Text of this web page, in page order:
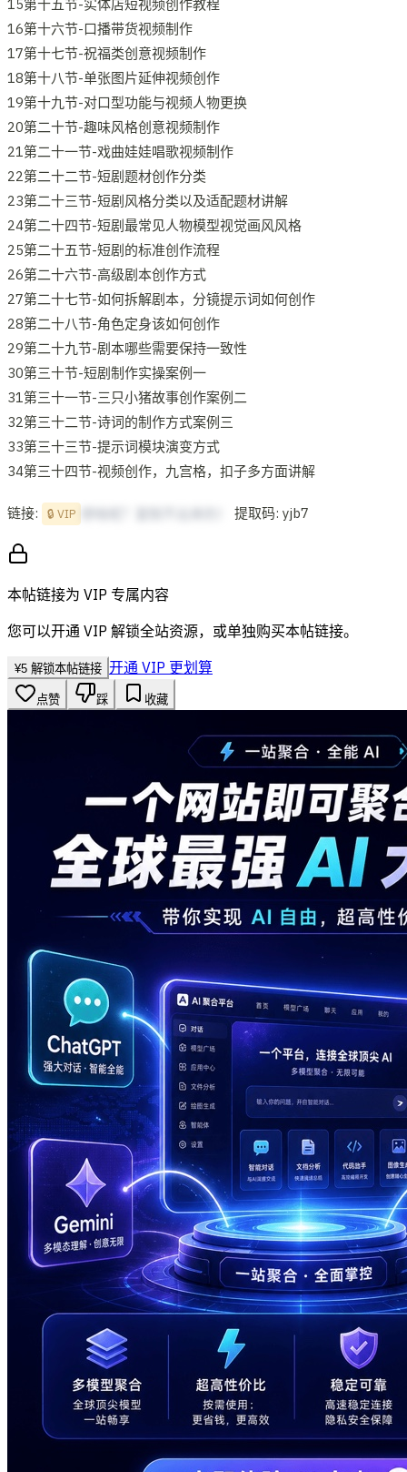
15第十五节-实体店短视频创作教程
16第十六节-口播带货视频制作
17第十七节-祝福类创意视频制作
18第十八节-单张图片延伸视频创作
19第十九节-对口型功能与视频人物更换
20第二十节-趣味风格创意视频制作
21第二十一节-戏曲娃娃唱歌视频制作
22第二十二节-短剧题材创作分类
23第二十三节-短剧风格分类以及适配题材讲解
24第二十四节-短剧最常见人物模型视觉画风风格
25第二十五节-短剧的标准创作流程
26第二十六节-高级剧本创作方式
27第二十七节-如何拆解剧本，分镜提示词如何创作
28第二十八节-角色定身该如何创作
29第二十九节-剧本哪些需要保持一致性
30第三十节-短剧制作实操案例一
31第三十一节-三只小猪故事创作案例二
32第三十二节-诗词的制作方式案例三
33第三十三节-提示词模块演变方式
34第三十四节-视频创作，九宫格，扣子多方面讲解
链接: 🔒 VIP 提取码: yjb7
本帖链接为 VIP 专属内容
您可以开通 VIP 解锁全站资源，或单独购买本帖链接。
¥5 解锁本帖链接 开通 VIP 更划算
点赞 踩 收藏